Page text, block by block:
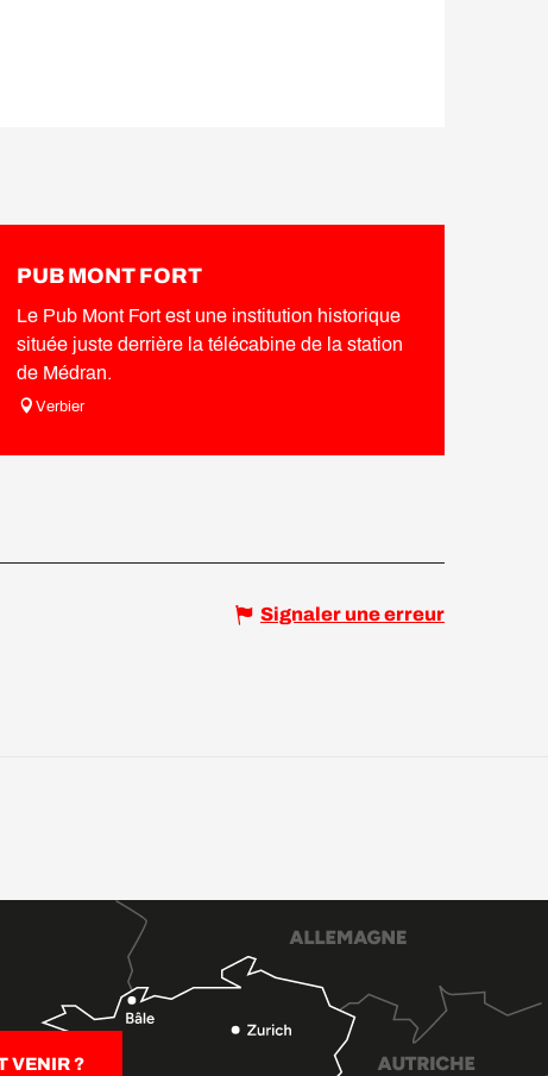
PUB MONT FORT
Le Pub Mont Fort est une institution historique
située juste derrière la télécabine de la station
de Médran.
Verbier
Signaler une erreur
VENIR ?